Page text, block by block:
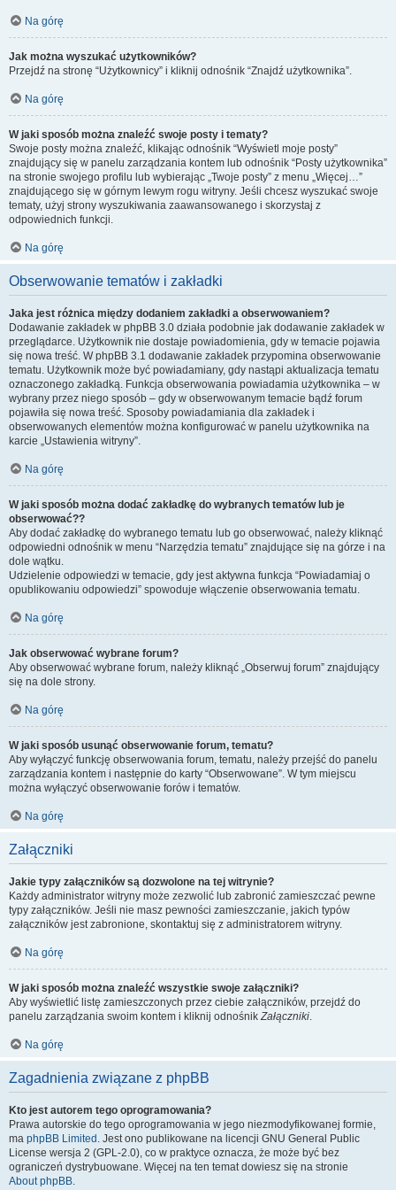
Na górę
Jak można wyszukać użytkowników?
Przejdź na stronę “Użytkownicy” i kliknij odnośnik “Znajdź użytkownika”.
Na górę
W jaki sposób można znaleźć swoje posty i tematy?
Swoje posty można znaleźć, klikając odnośnik “Wyświetl moje posty”
znajdujący się w panelu zarządzania kontem lub odnośnik “Posty użytkownika”
na stronie swojego profilu lub wybierając „Twoje posty” z menu „Więcej…”
znajdującego się w górnym lewym rogu witryny. Jeśli chcesz wyszukać swoje
tematy, użyj strony wyszukiwania zaawansowanego i skorzystaj z
odpowiednich funkcji.
Na górę
Obserwowanie tematów i zakładki
Jaka jest różnica między dodaniem zakładki a obserwowaniem?
Dodawanie zakładek w phpBB 3.0 działa podobnie jak dodawanie zakładek w
przeglądarce. Użytkownik nie dostaje powiadomienia, gdy w temacie pojawia
się nowa treść. W phpBB 3.1 dodawanie zakładek przypomina obserwowanie
tematu. Użytkownik może być powiadamiany, gdy nastąpi aktualizacja tematu
oznaczonego zakładką. Funkcja obserwowania powiadamia użytkownika – w
wybrany przez niego sposób – gdy w obserwowanym temacie bądź forum
pojawiła się nowa treść. Sposoby powiadamiania dla zakładek i
obserwowanych elementów można konfigurować w panelu użytkownika na
karcie „Ustawienia witryny”.
Na górę
W jaki sposób można dodać zakładkę do wybranych tematów lub je
obserwować??
Aby dodać zakładkę do wybranego tematu lub go obserwować, należy kliknąć
odpowiedni odnośnik w menu “Narzędzia tematu” znajdujące się na górze i na
dole wątku.
Udzielenie odpowiedzi w temacie, gdy jest aktywna funkcja “Powiadamiaj o
opublikowaniu odpowiedzi” spowoduje włączenie obserwowania tematu.
Na górę
Jak obserwować wybrane forum?
Aby obserwować wybrane forum, należy kliknąć „Obserwuj forum” znajdujący
się na dole strony.
Na górę
W jaki sposób usunąć obserwowanie forum, tematu?
Aby wyłączyć funkcję obserwowania forum, tematu, należy przejść do panelu
zarządzania kontem i następnie do karty “Obserwowane”. W tym miejscu
można wyłączyć obserwowanie forów i tematów.
Na górę
Załączniki
Jakie typy załączników są dozwolone na tej witrynie?
Każdy administrator witryny może zezwolić lub zabronić zamieszczać pewne
typy załączników. Jeśli nie masz pewności zamieszczanie, jakich typów
załączników jest zabronione, skontaktuj się z administratorem witryny.
Na górę
W jaki sposób można znaleźć wszystkie swoje załączniki?
Aby wyświetlić listę zamieszczonych przez ciebie załączników, przejdź do
panelu zarządzania swoim kontem i kliknij odnośnikZałączniki.
Na górę
Zagadnienia związane z phpBB
Kto jest autorem tego oprogramowania?
Prawa autorskie do tego oprogramowania w jego niezmodyfikowanej formie,
ma phpBB Limited . Jest ono publikowane na licencji GNU General Public
License wersja 2 (GPL-2.0), co w praktyce oznacza, że może być bez
ograniczeń dystrybuowane. Więcej na ten temat dowiesz się na stronie
About phpBB.